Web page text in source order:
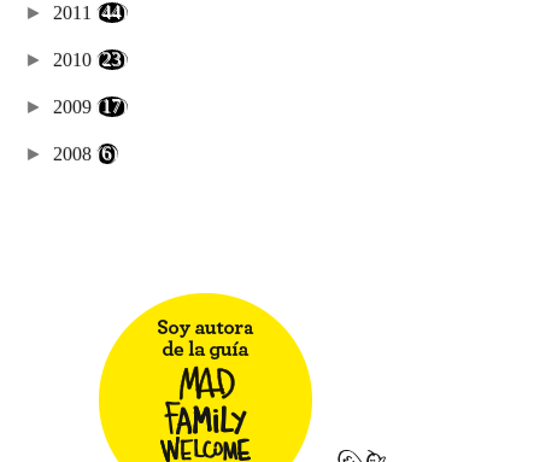
► 2011 (44)
► 2010 (23)
► 2009 (17)
► 2008 (6)